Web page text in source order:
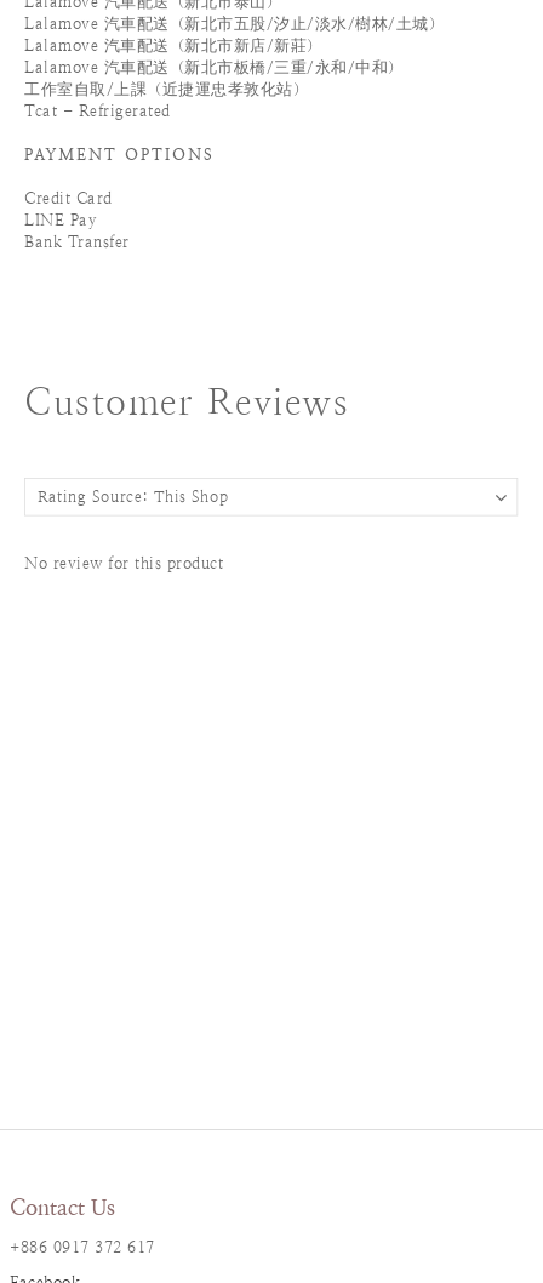
Lalamove 汽車配送（新北市五股/汐止/淡水/樹林/土城）
Lalamove 汽車配送（新北市新店/新莊）
Lalamove 汽車配送（新北市板橋/三重/永和/中和）
工作室自取/上課（近捷運忠孝敦化站）
Tcat - Refrigerated
PAYMENT OPTIONS
Credit Card
LINE Pay
Bank Transfer
Customer Reviews
No review for this product
Contact Us
+886 0917 372 617